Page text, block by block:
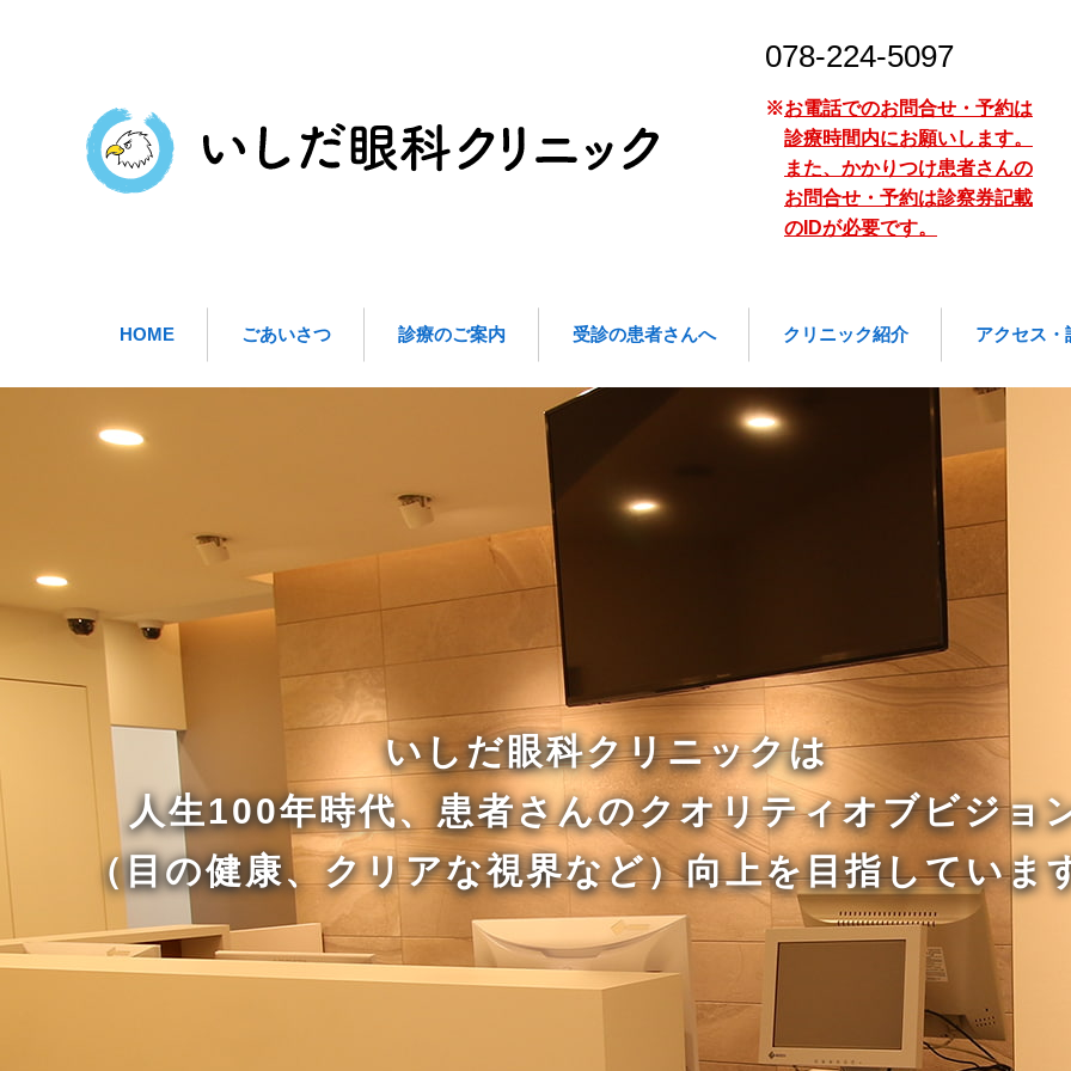
いしだ眼科クリニック｜神戸市東灘区御影中町｜土曜診療
078-224-5097
※お電話でのお問合せ・予約は
診療時間内にお願いします。
また、かかりつけ患者さんの
お問合せ・予約は診察券記載
のIDが必要です。
HOME ごあいさつ 診療のご案内 受診の患者さんへ クリニック紹介 アクセス・
いしだ眼科クリニックは
人生100年時代、患者さんのクオリティオブビジョ
（目の健康、クリアな視界など）向上を目指していま